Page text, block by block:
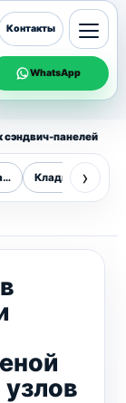
WhatsApp
Контакты
панелей
Кладка стен
›